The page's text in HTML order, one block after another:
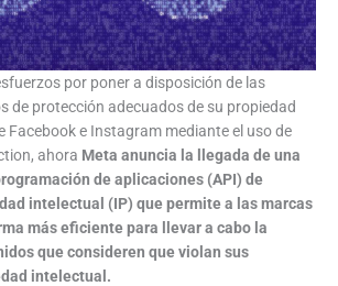
por poner a disposición de las
de protección adecuados de su propiedad
Facebook e Instagram mediante el uso de
ahora Meta anuncia la llegada de una
de aplicaciones (API) de
intelectual (IP) que permite a las marcas
más eficiente para llevar a cabo la
que consideren que violan sus
intelectual.